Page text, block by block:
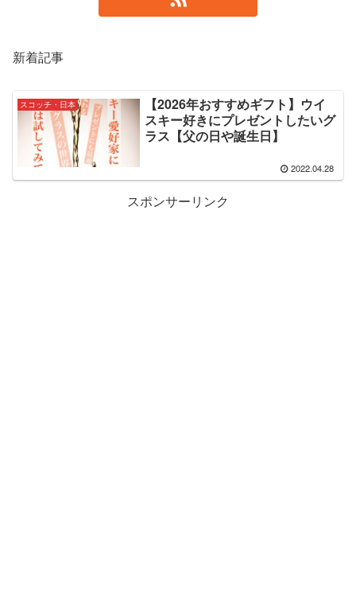
新着記事
スコッチ・日本
【2026年おすすめギフト】ウイ
スキー好きにプレゼントしたいグ
ラス【父の日や誕生日】
2022.04.28
スポンサーリンク